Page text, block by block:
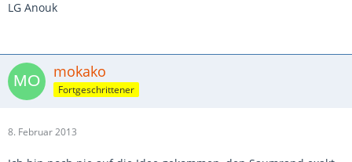
LG Anouk
mokako
Fortgeschrittener
8. Februar 2013